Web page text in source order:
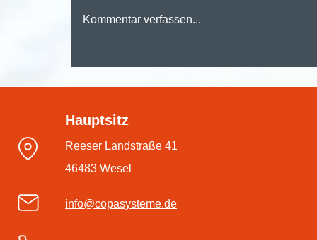
#dmsPRO Workflowengine
Kommentar verfassen...
Hauptsitz
Reeser Landstraße 41
46483 Wesel
info@copasysteme.de